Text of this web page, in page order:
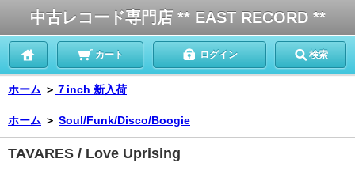
中古レコード専門店 ** EAST RECORD **
カート ログイン 検索
ホーム ＞ ７inch 新入荷
ホーム ＞ Soul/Funk/Disco/Boogie
TAVARES / Love Uprising